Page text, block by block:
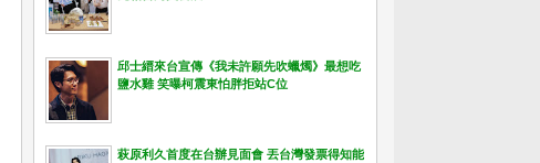
邱士縉來台宣傳《我未許願先吹蠟燭》最想吃
鹽水雞 笑曝柯震東怕胖拒站C位
萩原利久首度在台辦見面會 丟台灣發票得知能